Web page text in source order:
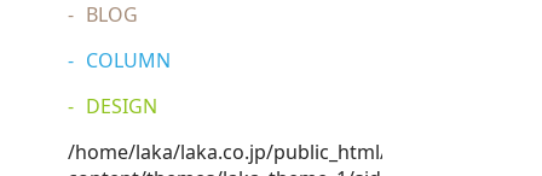
BLOG
COLUMN
DESIGN
/home/laka/laka.co.jp/public_html/wp-